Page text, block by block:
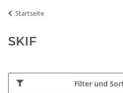
Startseite
SKIF
Filter und